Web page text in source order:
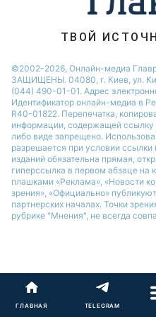
ТВОЙ
©2002-2026, Онлайн-медиа
ЗАЩИЩЕНЫ. 04080, г. Киев, ул.
(044) 490-01-01. Адрес
Идентификатор онлайн-медиа в
R40-01822. Перепечатка,
информации, содержащей
либо виде запрещено.
разрешается при условии ссылки
изданий обязательна прямая,
гиперссылка в первом абзаце на
плашками «Реклама», «Новости
зрения», «Официально»
партнерских началах. Точки
рубрике "Мнения", не всегда
ГЛАВНАЯ TELEGRAM